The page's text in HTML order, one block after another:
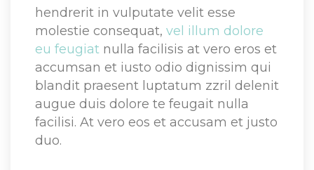
hendrerit in vulputate velit esse
molestie consequat, vel illum dolore
eu feugiat nulla facilisis at vero eros et
accumsan et iusto odio dignissim qui
blandit praesent luptatum zzril delenit
augue duis dolore te feugait nulla
facilisi. At vero eos et accusam et justo
duo.